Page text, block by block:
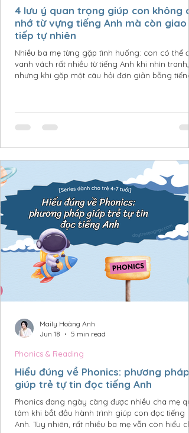
4 lưu ý quan trọng giúp con không
nhớ từ vựng tiếng Anh mà còn giao
tiếp tự nhiên
Nhiều ba mẹ từng gặp tình huống: con có thể
vanh vách rất nhiều từ tiếng Anh khi nhìn tranh,
nhưng khi gặp một câu hỏi đơn giản bằng tiếng
sống hằng ngày. Dưới đây là 4 lưu ý quan trọng
Hiểu đúng về Phonics: phương pháp
giúp trẻ tự tin đọc tiếng Anh
Phonics đang ngày càng được nhiều cha mẹ
tâm khi bắt đầu hành trình giúp con đọc tiếng
Anh. Tuy nhiên, rất nhiều ba mẹ vẫn còn hiểu
Phonics & Reading
Maily Hoàng Anh
Jun 18
5 min read